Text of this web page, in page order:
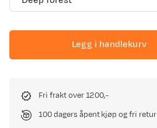
Legg i handlekurv
Fri frakt over 1200,-
100 dagers åpent kjøp og fri retur